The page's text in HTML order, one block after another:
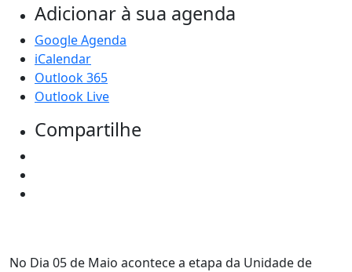
Adicionar à sua agenda
Google Agenda
iCalendar
Outlook 365
Outlook Live
Compartilhe
No Dia 05 de Maio acontece a etapa da Unidade de